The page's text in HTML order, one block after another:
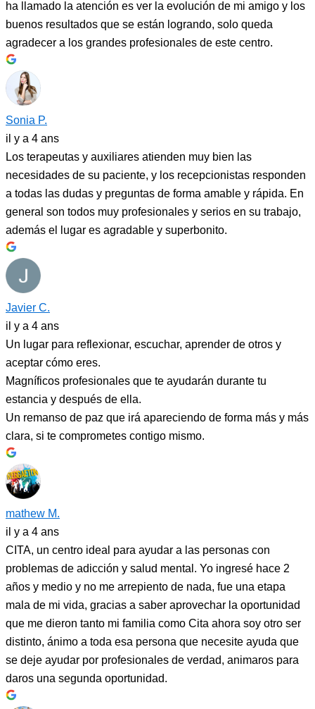
ha llamado la atención es ver la evolución de mi amigo y los
buenos resultados que se están logrando, solo queda
agradecer a los grandes profesionales de este centro.
Sonia P.
il y a 4 ans
Los terapeutas y auxiliares atienden muy bien las
necesidades de su paciente, y los recepcionistas responden
a todas las dudas y preguntas de forma amable y rápida. En
general son todos muy profesionales y serios en su trabajo,
además el lugar es agradable y superbonito.
Javier C.
il y a 4 ans
Un lugar para reflexionar, escuchar, aprender de otros y
aceptar cómo eres.
Magníficos profesionales que te ayudarán durante tu
estancia y después de ella.
Un remanso de paz que irá apareciendo de forma más y más
clara, si te comprometes contigo mismo.
mathew M.
il y a 4 ans
CITA, un centro ideal para ayudar a las personas con
problemas de adicción y salud mental. Yo ingresé hace 2
años y medio y no me arrepiento de nada, fue una etapa
mala de mi vida, gracias a saber aprovechar la oportunidad
que me dieron tanto mi familia como Cita ahora soy otro ser
distinto, ánimo a toda esa persona que necesite ayuda que
se deje ayudar por profesionales de verdad, animaros para
daros una segunda oportunidad.